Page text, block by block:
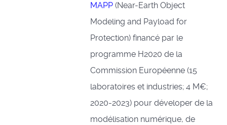
MAPP(Near-Earth Object
Modeling and Payload for
Protection) financé par le
programme H2020 de la
Commission Européenne (15
laboratoires et industries; 4 M€;
2020-2023) pour déveloper de la
modélisation numérique, de